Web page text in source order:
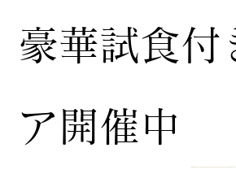
豪華試食付
ア開催中